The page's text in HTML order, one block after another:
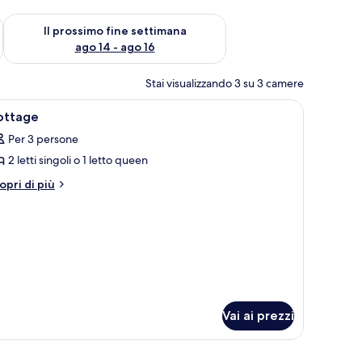
ago 7 - ago 9
Il prossimo fine settimana
ago 14 - ago 16
Verifica la disponibilità per il prossimo fine settimana, ago 14
Stai visualizzando 3 su 3 camere
Minibar, letti aggiuntivi (a pagamento),
1
Per 3 persone
2 letti singoli o 1 letto queen
di più
Vai ai prezzi